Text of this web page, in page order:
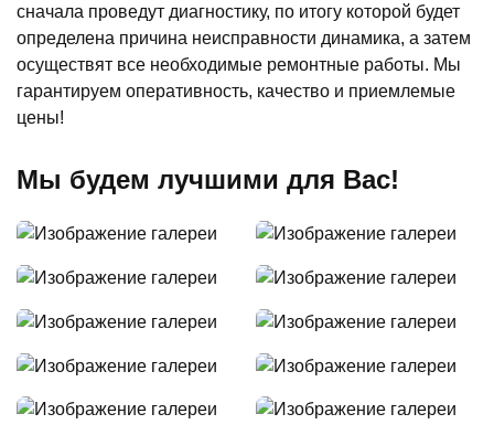
сначала проведут диагностику, по итогу которой будет
определена причина неисправности динамика, а затем
осуществят все необходимые ремонтные работы. Мы
гарантируем оперативность, качество и приемлемые
цены!
Мы будем лучшими для Вас!